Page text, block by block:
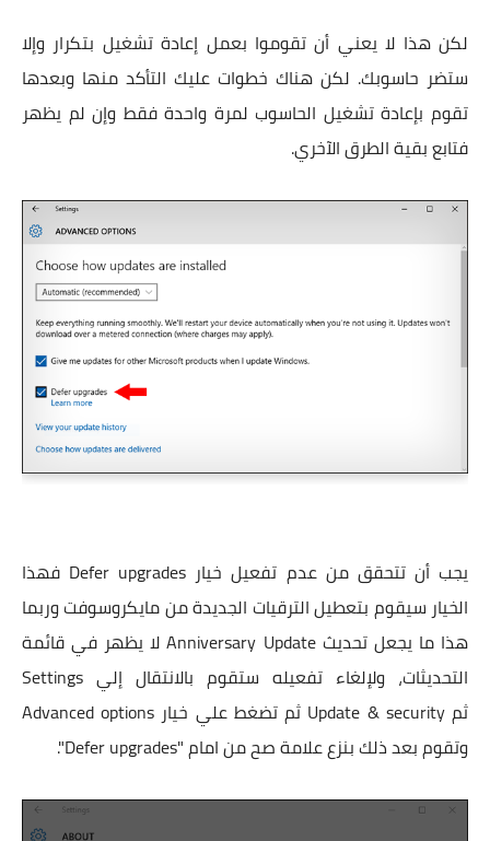
لكن هذا لا يعني أن تقوموا بعمل إعادة تشغيل بتكرار وإلا
ستضر حاسوبك. لكن هناك خطوات عليك التأكد منها وبعدها
تقوم بإعادة تشغيل الحاسوب لمرة واحدة فقط وإن لم يظهر
فتابع بقية الطرق الآخري.
يجب أن تتحقق من عدم تفعيل خيار Defer upgrades فهذا
الخيار سيقوم بتعطيل الترقيات الجديدة من مايكروسوفت وربما
هذا ما يجعل تحديث Anniversary Update لا يظهر في قائمة
التحديثات، ولإلغاء تفعيله ستقوم بالانتقال إلي Settings
ثم Update & security ثم تضغط علي خيار Advanced options
وتقوم بعد ذلك بنزع علامة صح من امام "Defer upgrades".